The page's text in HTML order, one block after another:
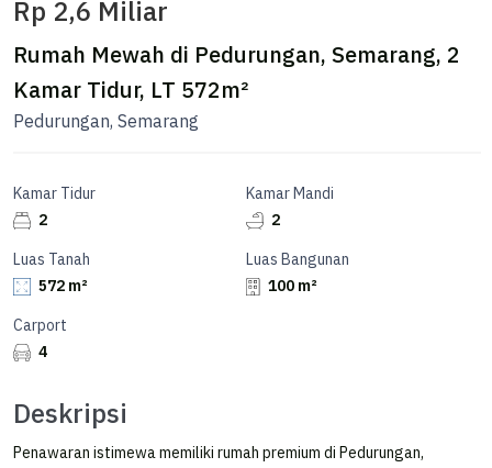
Rp 2,6 Miliar
Rumah Mewah di Pedurungan, Semarang, 2
Kamar Tidur, LT 572m²
Pedurungan, Semarang
Kamar Tidur
2
Kamar Mandi
2
Luas Tanah
572 m²
Luas Bangunan
100 m²
Carport
4
Deskripsi
Penawaran istimewa memiliki rumah premium di Pedurungan,